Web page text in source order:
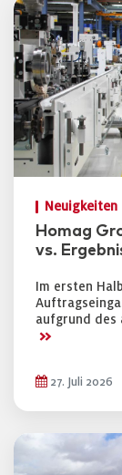
Neuigkeiten
Homag
vs.
Im ersten
aufgrund des
>>
27. Juli 2026